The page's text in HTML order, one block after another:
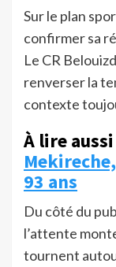
Sur le plan
confirmer sa
Le CR
renverser la
contexte
À lire
93 ans
Du côté du
l’attente
tournent